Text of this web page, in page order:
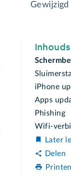
iPhone
Apps
Phishing
Wifi-
Later
Delen